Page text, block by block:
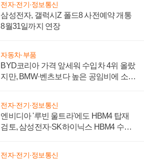
전자·전기·정보통신
삼성전자, 갤럭시Z 폴드8 사전예약 개통
8월31일까지 연장
자동차·부품
BYD코리아 가격 앞세워 수입차 4위 올랐
지만, BMW·벤츠보다 높은 공임비에 소비
전자·전기·정보통신
엔비디아 '루빈 울트라'에도 HBM4 탑재
검토, 삼성전자·SK하이닉스 HBM4 수율
전자·전기·정보통신